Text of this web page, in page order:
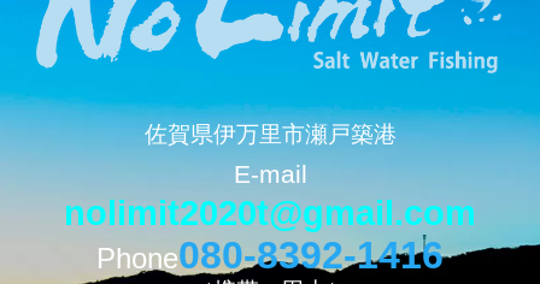
佐賀県伊万里市瀬戸築港
E-mail
nolimit2020t@gmail.com
Phone080-8392-1416